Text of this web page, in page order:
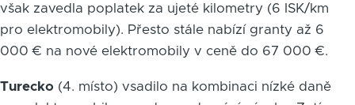
však zavedla poplatek za ujeté kilometry (6 ISK/km
pro elektromobily). Přesto stále nabízí granty až 6
000 € na nové elektromobily v ceně do 67 000 €.
Turecko (4. místo) vsadilo na kombinaci nízké daně